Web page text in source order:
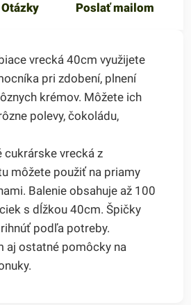
Otázky Poslať mailom
vrecká 40cm využijete
pri zdobení, plnení
krémov. Môžete ich
polevy, čokoládu,
cukrárske vrecká z
môžete použiť na priamy
Balenie obsahuje až 100
s dĺžkou 40cm. Špičky
podľa potreby.
aj ostatné pomôcky na